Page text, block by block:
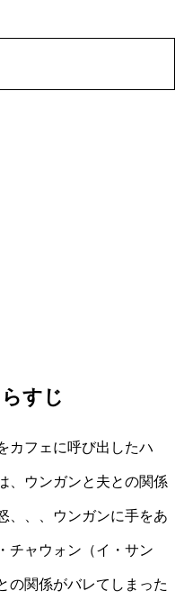
すじ
カフェに呼び出したハ
、ウンガンと夫との関係
、、、ウンガンに手をあ
チャウォン（イ・サン
の関係がバレてしまった